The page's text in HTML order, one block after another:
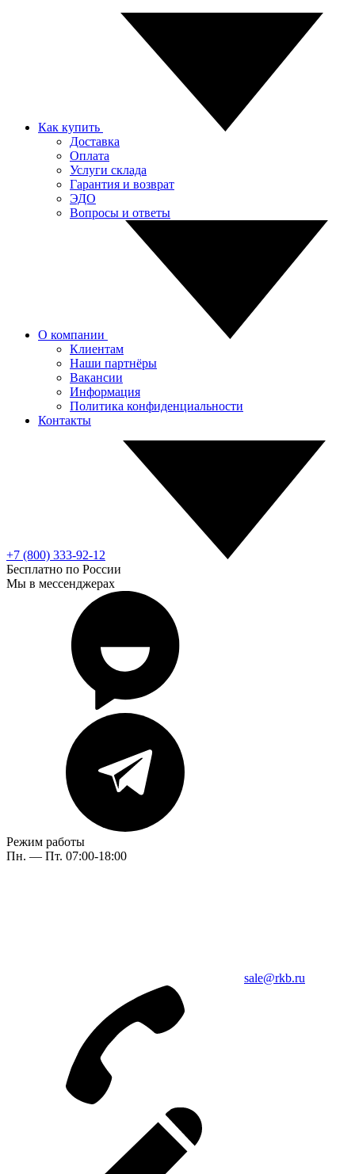
Как купить
Доставка
Оплата
Услуги склада
Гарантия и возврат
ЭДО
Вопросы и ответы
О компании
Клиентам
Наши партнёры
Вакансии
Информация
Политика конфиденциальности
Контакты
+7 (800) 333-92-12
Бесплатно по России
Мы в мессенджерах
Режим работы
Пн. — Пт. 07:00-18:00
sale@rkb.ru